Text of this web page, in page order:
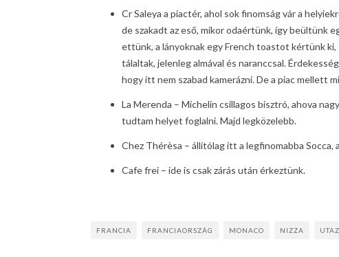
Cr Saleya a piactér, ahol sok finomság vár a
de szakadt az eső, mikor odaértünk, így beültünk
ettünk, a lányoknak egy French toastot kértünk
tálaltak, jelenleg almával és naranccsal.
hogy itt nem szabad kamerázni. De a piac mellett
La Merenda – Michelin csillagos bisztró, ahova
tudtam helyet foglalni. Majd legközelebb.
Chez Thérèsa – állítólag itt a legfinomabba Socca,
Cafe frei – ide is csak zárás után érkeztünk.
FRANCIA FRANCIAORSZÁG MONACO NIZZA